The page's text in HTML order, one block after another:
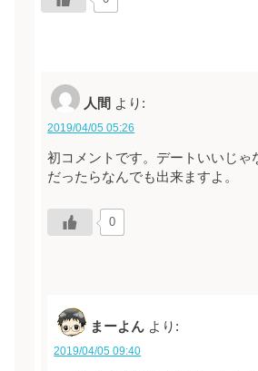
人間 より:
2019/04/05 05:26
初コメントです。デートいいじゃ
だったらなんでも出来ますよ。
0
まーよん より:
2019/04/05 09:40